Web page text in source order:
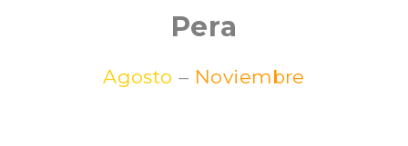
Pera
Agosto – Noviembre